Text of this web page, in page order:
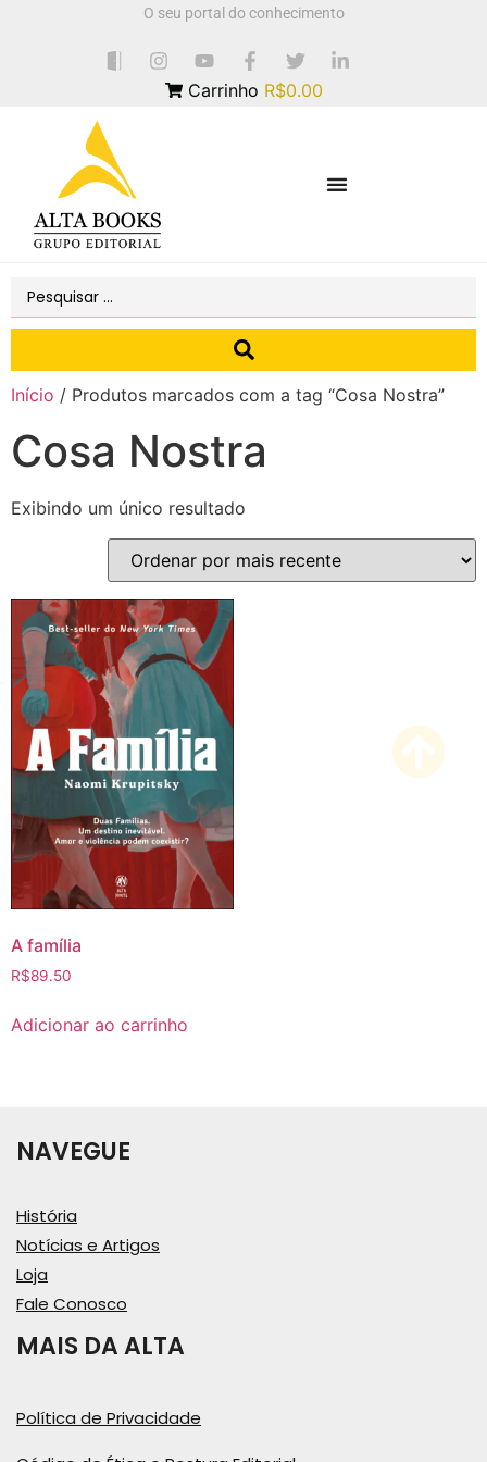
O seu portal do conhecimento
Carrinho R$0.00
Início / Produtos marcados com a tag “Cosa Nostra”
Cosa Nostra
Exibindo um único resultado
A família
R$89.50
Adicionar ao carrinho
NAVEGUE
História
Notícias e Artigos
Loja
Fale Conosco
MAIS DA ALTA
Política de Privacidade